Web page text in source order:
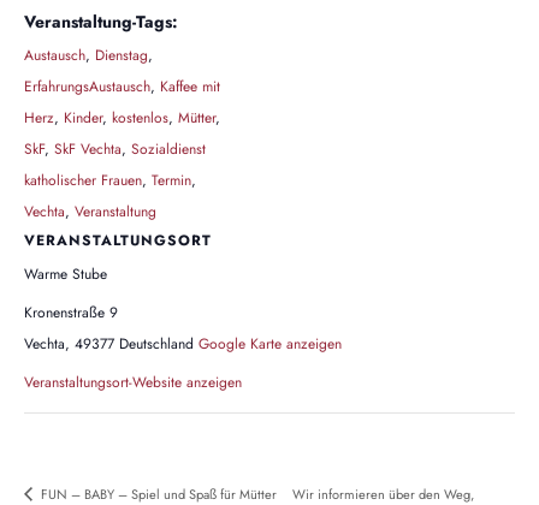
Veranstaltung-Tags:
Austausch, Dienstag,
ErfahrungsAustausch, Kaffee mit
Herz, Kinder, kostenlos, Mütter,
SkF, SkF Vechta, Sozialdienst
katholischer Frauen, Termin,
Vechta, Veranstaltung
VERANSTALTUNGSORT
Warme Stube
Kronenstraße 9
Vechta, 49377 Deutschland Google Karte anzeigen
Veranstaltungsort-Website anzeigen
FUN – BABY – Spiel und Spaß für Mütter
Wir informieren über den Weg,